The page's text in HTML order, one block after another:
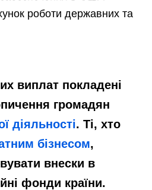
роботи державних та
виплат покладені
громадян
діяльності. Ті, хто
бізнесом,
внески в
фонди країни.